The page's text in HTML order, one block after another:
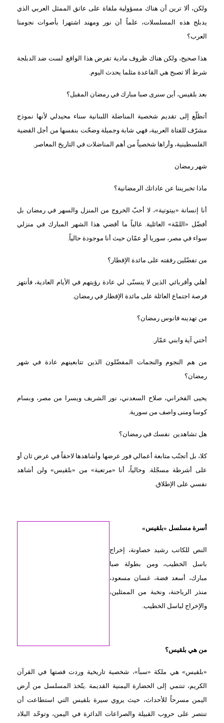
ولكن، ألا ترين أن هناك مسؤولية ملقاة على عاتق الممثل العربي الذي
يدبلج هذه المسلسلات، علماً أن نور ومهند اشتهرا بأصوات نجومنا
العرب؟
هذا صحيح، ولكن هناك ظروف مادية تفرض هذا الواقع. لست ضد الدبلجة
شرط ألا تصبح هي القاعدة مثلما يحدث اليوم.
بعد بلقيس، أين سنرى صبا مبارك في رمضان المقبل؟
أتطلّع إلى تقديم شخصية المناضلة اللبنانية سناء محيدلي لأنها نموذج
مشرّف للفتاة العربية، فهي شابة وجميلة وضحّت بنفسها من أجل القضية
الفلسطينية، وأراها شخصياً من أهم المناضلات في التاريخ المعاصر.
شهر رمضان
ماذا تخبريننا عن عاداتك الرمضانية؟
أنا إنسانة «بيتوتية»، لا أحبّ الخروج من المنزل والسهر في رمضان بل
أفضّل «اللمّة» العائلية. غالباً ما أقضي هذا الشهر المبارك في منزلي
سواء في مصر، سوريا أو عمّان حيث أنا موجودة حالياً.
من تفضّلين رفقته على مائدة الإفطار؟
أهلي وأقربائي الذين لا يتسنّى لي عادة رؤيتهم في الأيام العادية، فأنتهز
فرصة اجتماع العائلة على مائدة الإفطار في رمضان.
من تهدينه فانوس رمضان؟
أختي آية وابني عمّار.
من هم النجوم والنجمات المفضّلون الذين تتابعينهم عادة في شهر
رمضان؟
يحيى الفخراني، صلاح السعدني، نور الشريف ويسرا من مصر، وبسام
كوسا ومنى واصف من سورية.
هل تشاهدين نفسك في رمضان؟
كلا، بل أتجنّب متابعة أعمالي فور عرضها وأشاهدها لاحقاً في عرض ثان أو
على أشرطة مسجّلة. وحالياً، أنا «مرتعبة» من «بلقيس» ولن أشاهد
نفسي على الإطلاق.
أسرة مسلسل «بلقيس»
النص للكاتب رشيد خصاونة، إخراج
باسل الخطيب، ومن بطولة صبا
مبارك، أسعد فضة، غسان مسعود،
منذر الرياحنة، ونخبة من الممثلين،
والإخراج لباسل الخطيب.
من هي بلقيس؟
«بلقيس» هي ملكة «سبأ»، شخصية تاريخية وردت قصتها في القرآن
الكريم، تنتمي إلى الحضارة اليمنية القديمة يتّخذ المسلسل من أرض
اليمن مسرحاً للأحداث، حيث يروي سيرة بلقيس التي استطاعت أن
تنتصر
على حروب القبيلة والصراعات الدائرة في اليمن، وتوحّد البلاد